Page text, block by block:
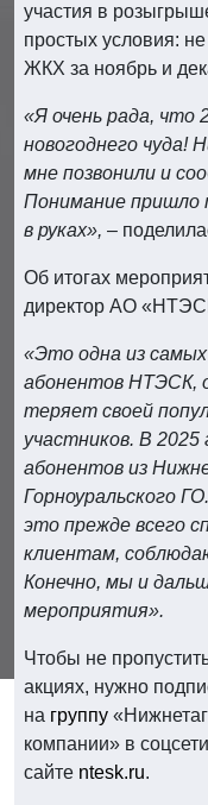
участия в
простых условия:
ЖКХ за ноябрь и
«Я очень рада, что
новогоднего чуда!
мне позвонили и
Понимание пришло
в руках», –
Об итогах
директор АО
«Это одна из
абонентов НТЭСК,
теряет своей
участников. В 2025
абонентов из
Горноуральского
это прежде всего
клиентам,
Конечно, мы и
мероприятия».
Чтобы не
акциях, нужно
на группу
компании» в
сайте ntesk.ru.